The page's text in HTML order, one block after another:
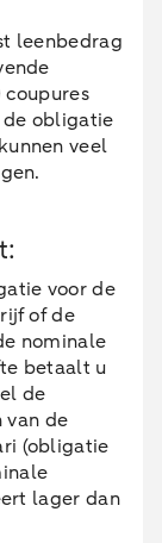
leenbedrag
obligatie
veel
voor de
of de
nominale
betaalt u
de
de
(obligatie
lager dan